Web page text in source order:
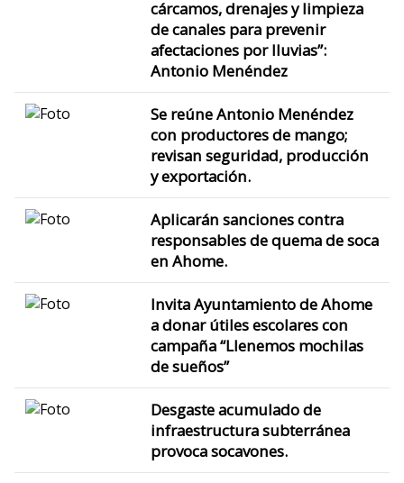
cárcamos, drenajes y limpieza
de canales para prevenir
afectaciones por lluvias”:
Antonio Menéndez
Se reúne Antonio Menéndez
con productores de mango;
revisan seguridad, producción
y exportación.
Aplicarán sanciones contra
responsables de quema de soca
en Ahome.
Invita Ayuntamiento de Ahome
a donar útiles escolares con
campaña “Llenemos mochilas
de sueños”
Desgaste acumulado de
infraestructura subterránea
provoca socavones.